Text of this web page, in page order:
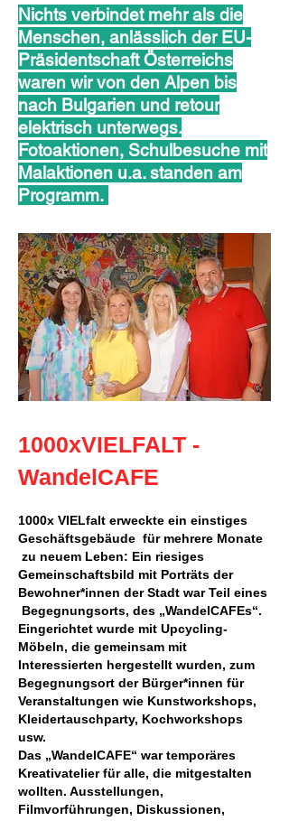
Nichts verbindet mehr als die
Menschen, anlässlich der EU-
Präsidentschaft Österreichs
waren wir von den Alpen bis
nach Bulgarien und retour
elektrisch unterwegs.
Fotoaktionen, Schulbesuche mit
Malaktionen u.a. standen am
Programm.
1000xVIELFALT -
WandelCAFE
1000x VIELfalt erweckte ein einstiges
Geschäftsgebäude für mehrere Monate
zu neuem Leben: Ein riesiges
Gemeinschaftsbild mit Porträts der
Bewohner*innen der Stadt war Teil eines
Begegnungsorts, des „WandelCAFEs“.
Eingerichtet wurde mit Upcycling-
Möbeln, die gemeinsam mit
Interessierten hergestellt wurden, zum
Begegnungsort der Bürger*innen für
Veranstaltungen wie Kunstworkshops,
Kleidertauschparty, Kochworkshops
usw.
Das „WandelCAFE“ war temporäres
Kreativatelier für alle, die mitgestalten
wollten. Ausstellungen,
Filmvorführungen, Diskussionen,